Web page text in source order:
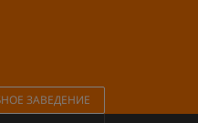
ЗАВЕДЕНИЕ